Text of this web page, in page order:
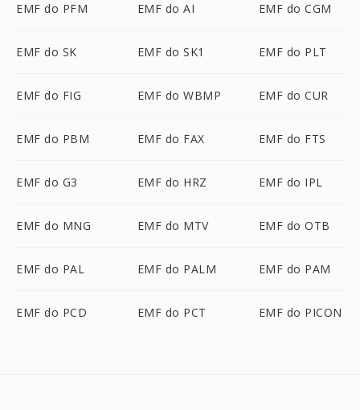
EMF do PFM EMF do AI EMF do CGM
EMF do SK EMF do SK1 EMF do PLT
EMF do FIG EMF do WBMP EMF do CUR
EMF do PBM EMF do FAX EMF do FTS
EMF do G3 EMF do HRZ EMF do IPL
EMF do MNG EMF do MTV EMF do OTB
EMF do PAL EMF do PALM EMF do PAM
EMF do PCD EMF do PCT EMF do PICON